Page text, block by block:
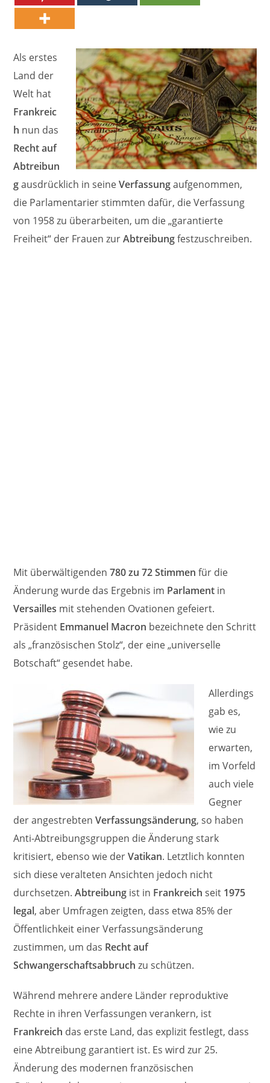
Als erstes
Land der
Welt hat
Frankreic
h nun das
Recht auf
Abtreibun
gausdrücklich in seineVerfassungaufgenommen,
die Parlamentarier stimmten dafür, die Verfassung
von 1958 zu überarbeiten, um die „garantierte
Freiheit“ der Frauen zurAbtreibungfestzuschreiben.
Mit überwältigenden780 zu 72 Stimmen für die
Änderung wurde das Ergebnis im Parlament in
Versailles mit stehenden Ovationen gefeiert.
Präsident Emmanuel Macron bezeichnete den Schritt
als „französischen Stolz“, der eine „universelle
Botschaft“ gesendet habe.
Allerdings
gab es,
wie zu
erwarten,
im Vorfeld
auch viele
Gegner
der angestrebtenVerfassungsänderung, so haben
Anti-Abtreibungsgruppen die Änderung stark
kritisiert, ebenso wie derVatikan. Letztlich konnten
sich diese veralteten Ansichten jedoch nicht
durchsetzen.Abtreibung ist in Frankreich seit 1975
legal, aber Umfragen zeigten, dass etwa 85% der
Öffentlichkeit einer Verfassungsänderung
zustimmen, um das Recht auf
Schwangerschaftsabbruch zu schützen.
Während mehrere andere Länder reproduktive
Rechte in ihren Verfassungen verankern, ist
Frankreich das erste Land, das explizit festlegt, dass
eine Abtreibung garantiert ist. Es wird zur 25.
Änderung des modernen französischen